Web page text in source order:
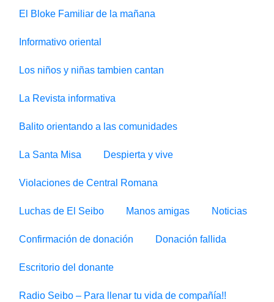
El Bloke Familiar de la mañana
Informativo oriental
Los niños y niñas tambien cantan
La Revista informativa
Balito orientando a las comunidades
La Santa Misa Despierta y vive
Violaciones de Central Romana
Luchas de El Seibo Manos amigas Noticias
Confirmación de donación Donación fallida
Escritorio del donante
Radio Seibo – Para llenar tu vida de compañía!!